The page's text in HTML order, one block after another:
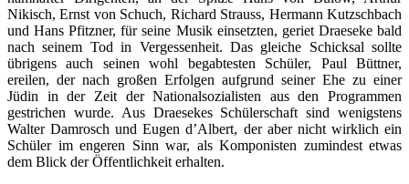
Nikisch, Ernst von Schuch, Richard Strauss, Hermann Kutzschbach
und Hans Pfitzner, für seine Musik einsetzten, geriet Draeseke bald
nach seinem Tod in Vergessenheit. Das gleiche Schicksal sollte
übrigens auch seinen wohl begabtesten Schüler, Paul Büttner,
ereilen, der nach großen Erfolgen aufgrund seiner Ehe zu einer
Jüdin in der Zeit der Nationalsozialisten aus den Programmen
gestrichen wurde. Aus Draesekes Schülerschaft sind wenigstens
Walter Damrosch und Eugen d’Albert, der aber nicht wirklich ein
Schüler im engeren Sinn war, als Komponisten zumindest etwas
dem Blick der Öffentlichkeit erhalten.